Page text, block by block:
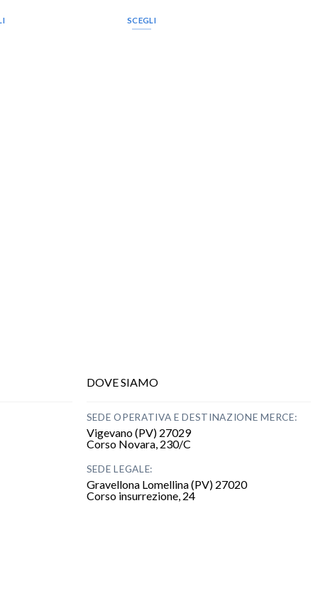
SCEGLI
DOVE SIAMO
SEDE OPERATIVA EDESTINAZIONE MERCE:
Vigevano (PV) 27029
Corso Novara, 230/C
SEDE LEGALE:
Gravellona Lomellina (PV) 27020
Corso insurrezione, 24